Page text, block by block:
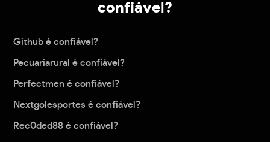
confiável?
Github é confiável?
Pecuariarural é confiável?
Perfectmen é confiável?
Nextgolesportes é confiável?
Rec0ded88 é confiável?